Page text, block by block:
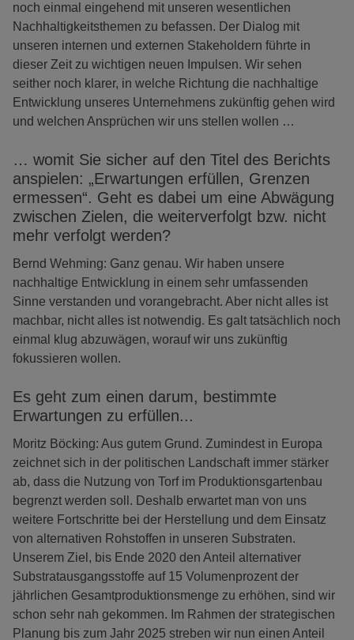
noch einmal eingehend mit unseren wesentlichen
Nachhaltigkeitsthemen zu befassen. Der Dialog mit
unseren internen und externen Stakeholdern führte in
dieser Zeit zu wichtigen neuen Impulsen. Wir sehen
seither noch klarer, in welche Richtung die nachhaltige
Entwicklung unseres Unternehmens zukünftig gehen wird
und welchen Ansprüchen wir uns stellen wollen …
… womit Sie sicher auf den Titel des Berichts
anspielen: „Erwartungen erfüllen, Grenzen
ermessen“. Geht es dabei um eine Abwägung
zwischen Zielen, die weiterverfolgt bzw. nicht
mehr verfolgt werden?
Bernd Wehming: Ganz genau. Wir haben unsere
nachhaltige Entwicklung in einem sehr umfassenden
Sinne verstanden und vorangebracht. Aber nicht alles ist
machbar, nicht alles ist notwendig. Es galt tatsächlich noch
einmal klug abzuwägen, worauf wir uns zukünftig
fokussieren wollen.
Es geht zum einen darum, bestimmte
Erwartungen zu erfüllen...
Moritz Böcking: Aus gutem Grund. Zumindest in Europa
zeichnet sich in der politischen Landschaft immer stärker
ab, dass die Nutzung von Torf im Produktionsgartenbau
begrenzt werden soll. Deshalb erwartet man von uns
weitere Fortschritte bei der Herstellung und dem Einsatz
von alternativen Rohstoffen in unseren Substraten.
Unserem Ziel, bis Ende 2020 den Anteil alternativer
Substratausgangsstoffe auf 15 Volumenprozent der
jährlichen Gesamtproduktionsmenge zu erhöhen, sind wir
schon sehr nah gekommen. Im Rahmen der strategischen
Planung bis zum Jahr 2025 streben wir nun einen Anteil